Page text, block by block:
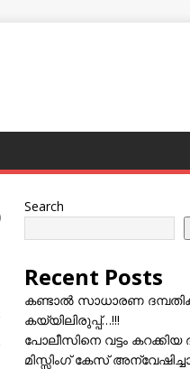
Search
Recent Posts
കണ്ടാൽ സാധാരണ
കയ്യിലിരുപ്പ്…!!!
പോലീസിനെ വട്ടം
മിസ്സിംഗ് കേസ്